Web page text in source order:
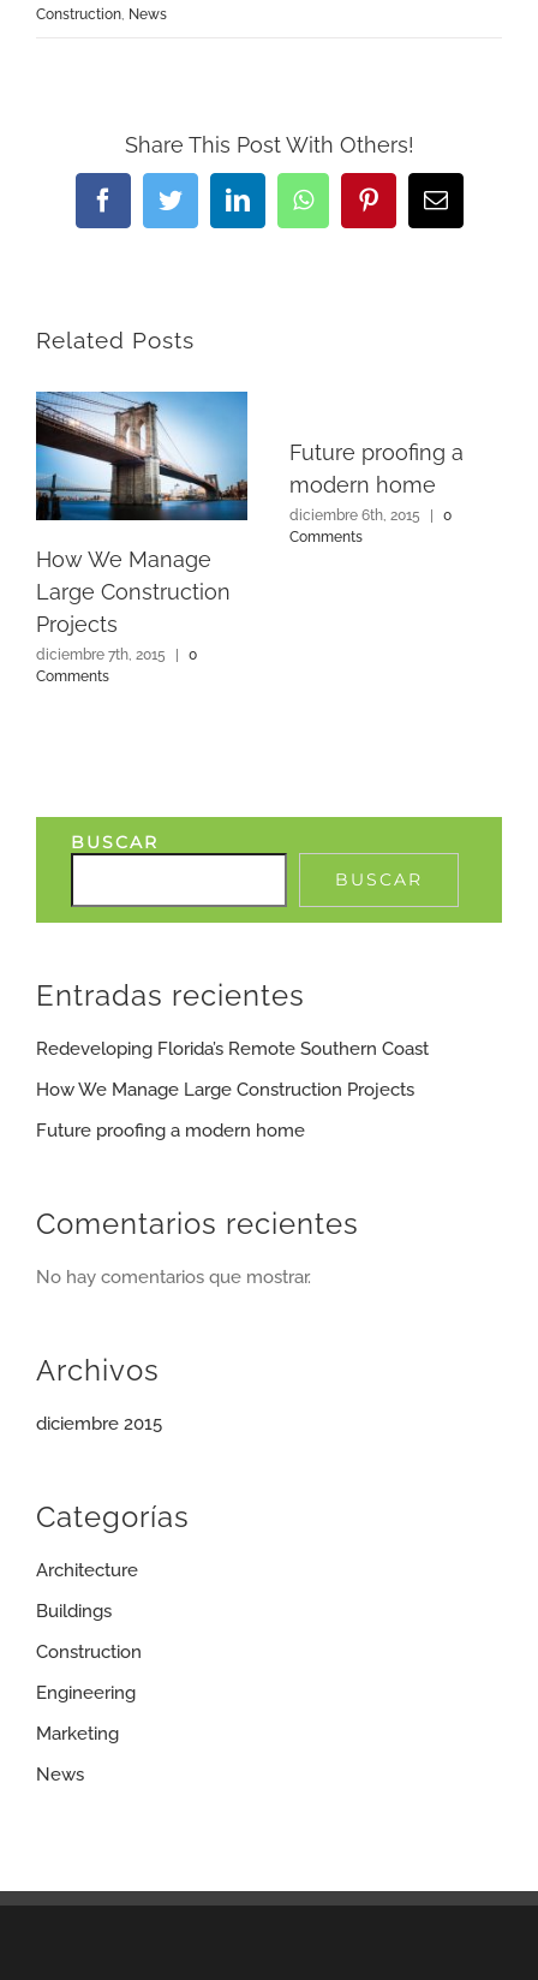
Construction, News
Share This Post With Others!
FacebookTwitterLinkedInWhatsAppPinterestEmail
Related Posts
How We Manage
Large Construction
Projects
diciembre 7th, 2015 |
0
Comments
Future proofing a
modern home
diciembre 6th, 2015
0
Comments
BUSCAR
BUSCAR
Entradas recientes
Redeveloping Florida’s Remote Southern Coast
How We Manage Large Construction Projects
Future proofing a modern home
Comentarios recientes
No hay comentarios que mostrar.
Archivos
diciembre 2015
Categorías
Architecture
Buildings
Construction
Engineering
Marketing
News